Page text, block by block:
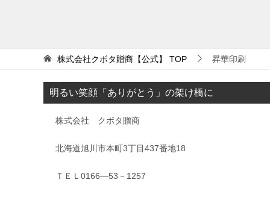
株式会社クボタ贈商【公式】 TOP 昇華印刷
明るい笑顔「ありがとう」の架け橋に
株式会社 クボタ贈商
北海道旭川市本町3丁目437番地18
ＴＥＬ0166―53－1257